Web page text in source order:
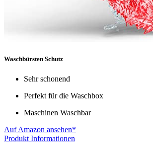
Waschbürsten Schutz
Sehr schonend
Perfekt für die Waschbox
Maschinen Waschbar
Auf Amazon ansehen*
Produkt Informationen